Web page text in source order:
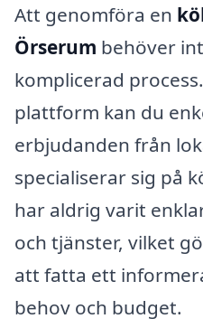
Att genomföra en
Örserum behöver
komplicerad
plattform kan du
erbjudanden från
specialiserar sig på
har aldrig varit
och tjänster, vilket
att fatta ett
behov och budget.